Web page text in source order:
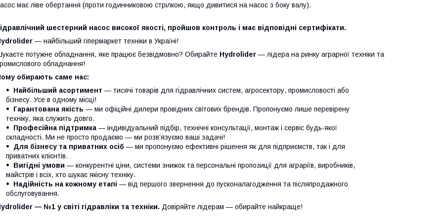
має ліве обертання (проти годинниковою стрілкою, якщо дивитися на насос з боку валу).
шестерний насос високої якості, пройшов контроль і має відповідні сертифікати.
— найбільший гіпермаркет техніки в Україні!
потужне обладнання, яке працює безвідмовно? Обирайте Hydrolider — лідера на ринку аграрної техніки та
обладнання!
обирають саме нас:
Найбільший асортимент — тисячі товарів для гідравлічних систем, агросектору, промисловості або
бізнесу. Усе в одному місці!
Гарантована якість — ми офіційні дилери провідних світових брендів. Пропонуємо лише перевірену
техніку, яка служить довго.
Професійна підтримка — індивідуальний підбір, технічні консультації, монтаж і сервіс будь-якої
складності. Ми не просто продаємо — ми розв’язуємо ваші задачі!
Для бізнесу та приватних осіб — ми пропонуємо ефективні рішення як для підприємств, так і для
приватних клієнтів.
Вигідні умови — конкурентні ціни, системи знижок та персональні пропозиції для аграріїв, виробників,
майстрів і всіх, хто шукає якісну техніку.
Надійність на кожному етапі — від першого звернення до пусконалагодження та післяпродажного
обслуговування.
— №1 у світі гідравліки та техніки. Довіряйте лідерам — обирайте найкраще!